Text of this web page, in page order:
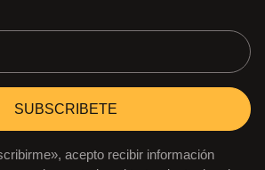
SUBSCRIBETE
acepto recibir información